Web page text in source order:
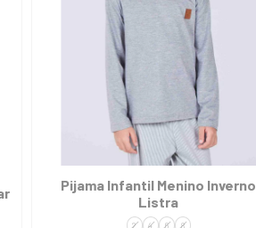
Pijama Infantil Menino Inverno
Listra
2 4 6 8